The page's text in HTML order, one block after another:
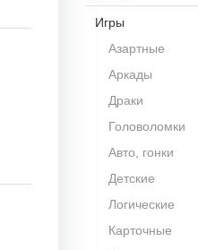
Игры
Азартные
Аркады
Драки
Головоломки
Авто, гонки
Детские
Логические
Карточные